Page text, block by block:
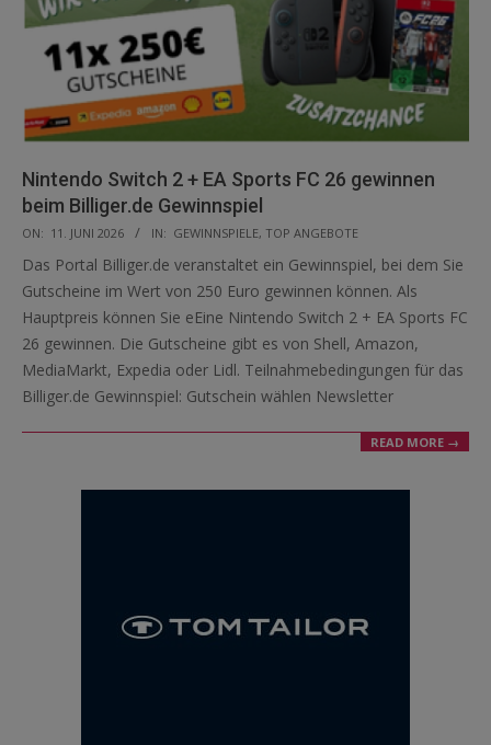
Nintendo Switch 2 + EA Sports FC 26 gewinnen
beim Billiger.de Gewinnspiel
2026-
06-
11
ON: 11. JUNI 2026 IN: GEWINNSPIELE, TOP ANGEBOTE
Das Portal Billiger.de veranstaltet ein Gewinnspiel, bei dem Sie
Gutscheine im Wert von 250 Euro gewinnen können. Als
Hauptpreis können Sie eEine Nintendo Switch 2 + EA Sports FC
26 gewinnen. Die Gutscheine gibt es von Shell, Amazon,
MediaMarkt, Expedia oder Lidl. Teilnahmebedingungen für das
Billiger.de Gewinnspiel: Gutschein wählen Newsletter
READ MORE →